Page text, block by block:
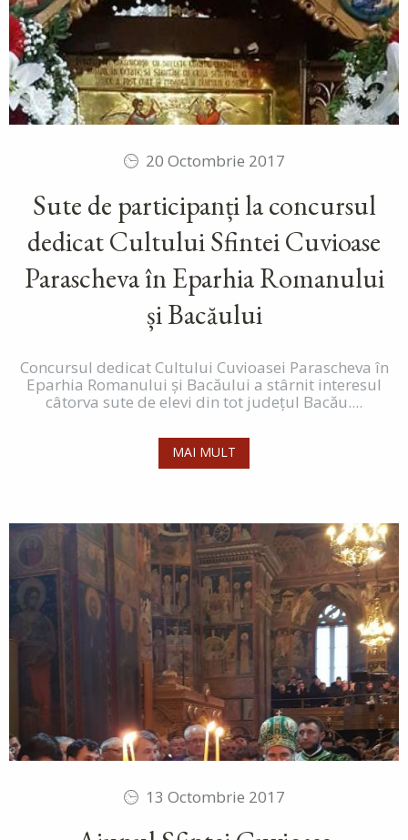
20 Octombrie 2017
Sute de participanți la concursul
dedicat Cultului Sfintei Cuvioase
Parascheva în Eparhia Romanului
și Bacăului
Concursul dedicat Cultului Cuvioasei Parascheva în
Eparhia Romanului și Bacăului a stârnit interesul
câtorva sute de elevi din tot județul Bacău....
MAI MULT
13 Octombrie 2017